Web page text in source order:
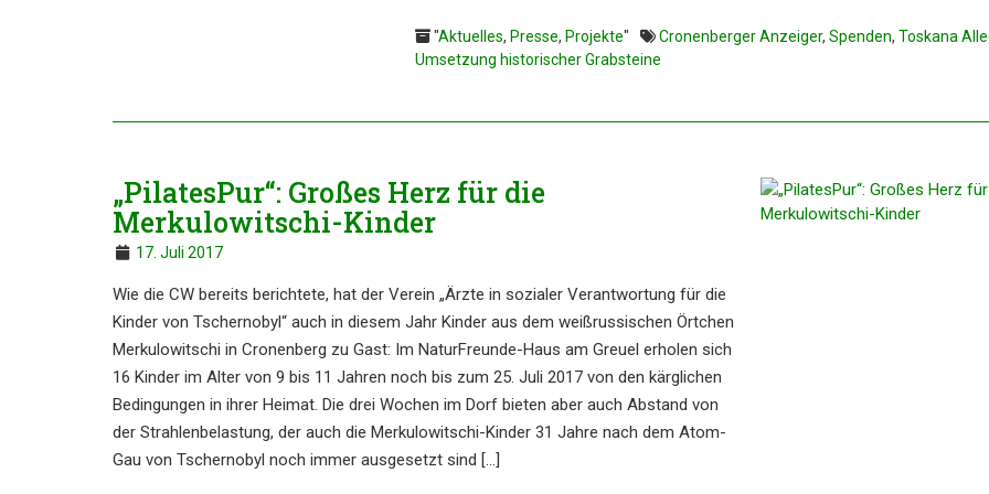
"Aktuelles, Presse, Projekte" Cronenberger Anzeiger, Spenden, Toskana
Umsetzung historischer Grabsteine
„Pilate­sPur“: Großes Herz für die
Merkulowitschi-Kinder
17. Juli 2017
Wie die CW bereits berich­te­te, hat der Verein „Ärzte in sozia­ler Verant­wor­tung für die
Kinder von Tscher­no­byl“ auch in diesem Jahr Kinder aus dem weißrus­si­schen Örtchen
Merku­lo­wit­schi in Cronen­berg zu Gast: Im Natur­Freun­de-Haus am Greuel erholen sich
16 Kinder im Alter von 9 bis 11 Jahren noch bis zum 25. Juli 2017 von den kärgli­chen
Bedin­gun­gen in ihrer Heimat. Die drei Wochen im Dorf bieten aber auch Abstand von
der Strah­len­be­las­tung, der auch die Merku­lo­wit­schi-Kinder 31 Jahre nach dem Atom-
Gau von Tscher­no­byl noch immer ausge­setzt sind […]